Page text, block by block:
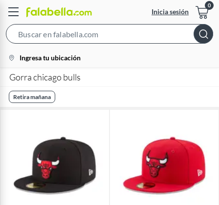
Inicia sesión
Bar
location-
icon
Ingresa tu ubicación
Gorra chicago bulls
Retira mañana